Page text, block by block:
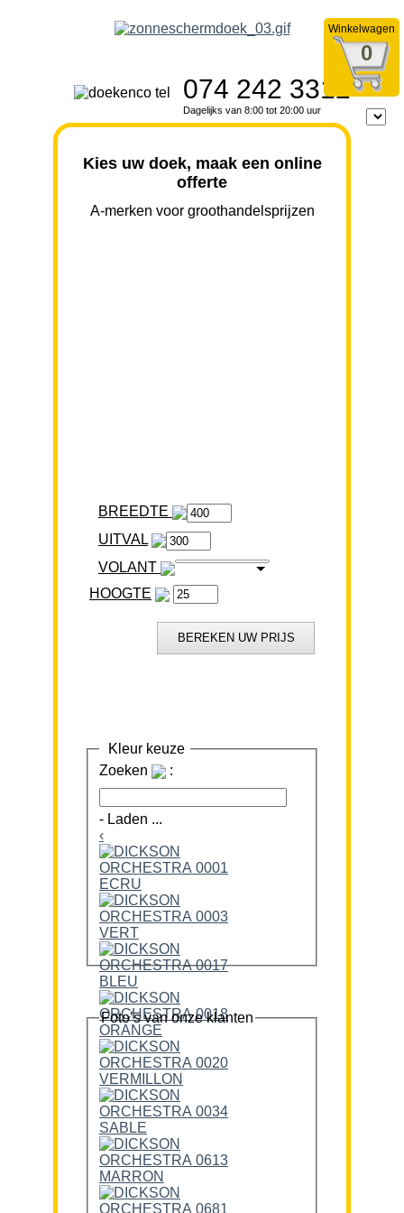
Winkelwagen
0
074 242 3312
Dagelijks van 8:00 tot 20:00 uur
Kies uw doek, maak een online
offerte
A-merken voor groothandelsprijzen
BREEDTE
VOLANT
HOOGTE
Kleur keuze
Zoeken
:
- Laden ...
‹
Foto’s van onze klanten